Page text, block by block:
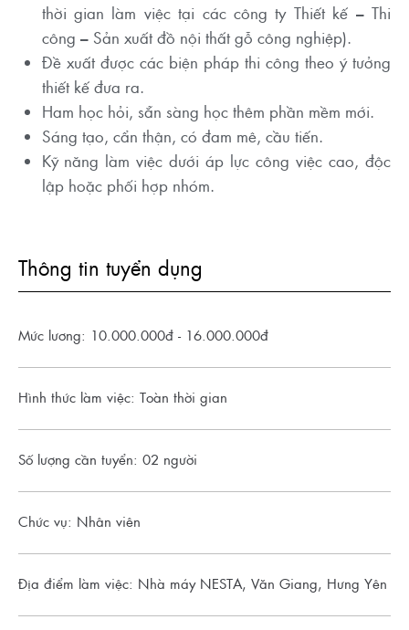
thời gian làm việc tại các công ty Thiết kế – Thi
công – Sản xuất đồ nội thất gỗ công nghiệp).
Đề xuất được các biện pháp thi công theo ý tưởng
thiết kế đưa ra.
Ham học hỏi, sẵn sàng học thêm phần mềm mới.
Sáng tạo, cẩn thận, có đam mê, cầu tiến.
Kỹ năng làm việc dưới áp lực công việc cao, độc
lập hoặc phối hợp nhóm.
Thông tin tuyển dụng
Mức lương: 10.000.000đ - 16.000.000đ
Hình thức làm việc: Toàn thời gian
Số lượng cần tuyển: 02 người
Chức vụ: Nhân viên
Địa điểm làm việc: Nhà máy NESTA, Văn Giang, Hưng Yên